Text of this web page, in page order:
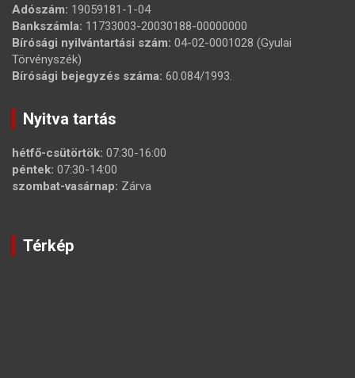
Adószám: 19059181-1-04
Bankszámla: 11733003-20030188-00000000
Bírósági nyilvántartási szám: 04-02-0001028 (Gyulai
Törvényszék)
Bírósági bejegyzés száma: 60.084/1993.
Nyitva tartás
hétfő-csütörtök: 07:30-16:00
péntek: 07:30-14:00
szombat-vasárnap: Zárva
Térkép